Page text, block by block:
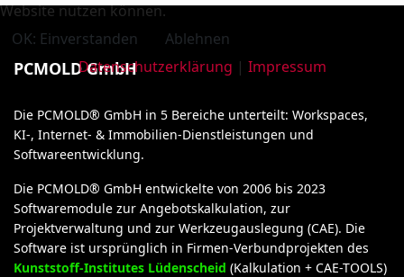
PCMOLD GmbH
Die PCMOLD® GmbH in 5 Bereiche unterteilt: Workspaces,
KI-, Internet- & Immobilien-Dienstleistungen und
Softwareentwicklung.
Die PCMOLD® GmbH entwickelte von 2006 bis 2023
Softwaremodule zur Angebotskalkulation, zur
Projektverwaltung und zur Werkzeugauslegung (CAE). Die
Software ist ursprünglich in Firmen-Verbundprojekten des
Kunststoff-Institutes Lüdenscheid (Kalkulation + CAE-TOOLS)
Website nutzen können.
OK: Einverstanden
Ablehnen
Datenschutzerklärung | Impressum